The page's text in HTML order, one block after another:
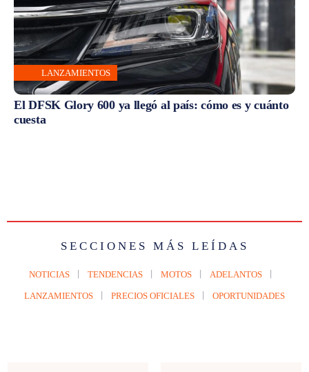
LANZAMIENTOS
El DFSK Glory 600 ya llegó al país: cómo es y cuánto
cuesta
SECCIONES MÁS LEÍDAS
NOTICIAS TENDENCIAS MOTOS ADELANTOS
LANZAMIENTOS PRECIOS OFICIALES OPORTUNIDADES